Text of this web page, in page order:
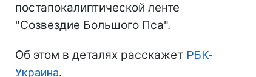
постапокалиптической ленте
"Созвездие Большого Пса".
Об этом в деталях расскажет РБК-
Украина.